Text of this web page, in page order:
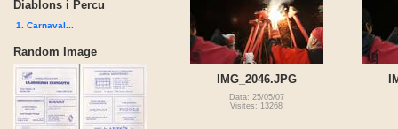
Diablons i Percu
1. Carnaval...
Random Image
IMG_2046.JPG
Data: 25/05/07
Visites: 13268